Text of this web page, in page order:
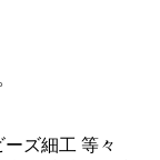
ズ細工 等々